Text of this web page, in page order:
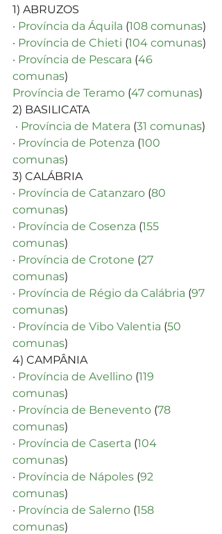
1) ABRUZOS
· Província da Áquila (108 comunas)
· Província de Chieti (104 comunas)
· Província de Pescara (46
comunas)
Província de Teramo (47 comunas)
2) BASILICATA
· Província de Matera (31 comunas)
· Província de Potenza (100
comunas)
3) CALÁBRIA
· Província de Catanzaro (80
comunas)
· Província de Cosenza (155
comunas)
· Província de Crotone (27
comunas)
· Província de Régio da Calábria (97
comunas)
· Província de Vibo Valentia (50
comunas)
4) CAMPÂNIA
· Província de Avellino (119
comunas)
· Província de Benevento (78
comunas)
· Província de Caserta (104
comunas)
· Província de Nápoles (92
comunas)
· Província de Salerno (158
comunas)